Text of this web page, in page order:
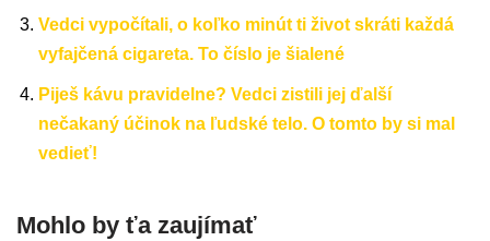
Vedci vypočítali, o koľko minút ti život skráti každá
vyfajčená cigareta. To číslo je šialené
Piješ kávu pravidelne? Vedci zistili jej ďalší
nečakaný účinok na ľudské telo. O tomto by si mal
vedieť!
Mohlo by ťa zaujímať